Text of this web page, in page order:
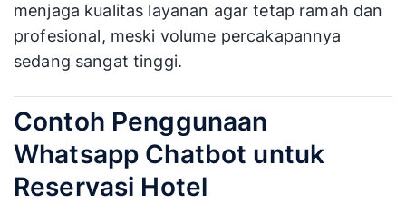
menjaga kualitas layanan agar tetap ramah dan
profesional, meski volume percakapannya
sedang sangat tinggi.
Contoh Penggunaan
Whatsapp Chatbot untuk
Reservasi Hotel